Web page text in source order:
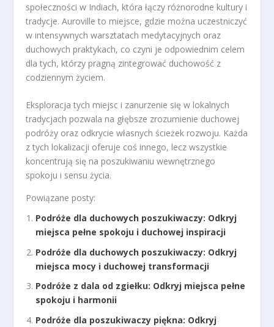
społeczności w Indiach, która łączy różnorodne kultury i
tradycje. Auroville to miejsce, gdzie można uczestniczyć
w intensywnych warsztatach medytacyjnych oraz
duchowych praktykach, co czyni je odpowiednim celem
dla tych, którzy pragną zintegrować duchowość z
codziennym życiem.
Eksploracja tych miejsc i zanurzenie się w lokalnych
tradycjach pozwala na głębsze zrozumienie duchowej
podróży oraz odkrycie własnych ścieżek rozwoju. Każda
z tych lokalizacji oferuje coś innego, lecz wszystkie
koncentrują się na poszukiwaniu wewnętrznego
spokoju i sensu życia.
Powiązane posty:
Podróże dla duchowych poszukiwaczy: Odkryj
miejsca pełne spokoju i duchowej inspiracji
Podróże dla duchowych poszukiwaczy: Odkryj
miejsca mocy i duchowej transformacji
Podróże z dala od zgiełku: Odkryj miejsca pełne
spokoju i harmonii
Podróże dla poszukiwaczy piękna: Odkryj